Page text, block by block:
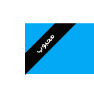
محبوب